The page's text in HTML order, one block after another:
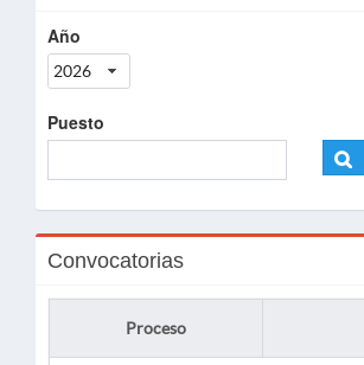
Año
2026
Puesto
Convocatorias
Proceso